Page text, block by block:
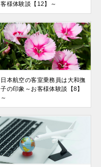
客様体験談【12】～
日本航空の客室乗務員は大和撫
子の印象～お客様体験談【8】
～